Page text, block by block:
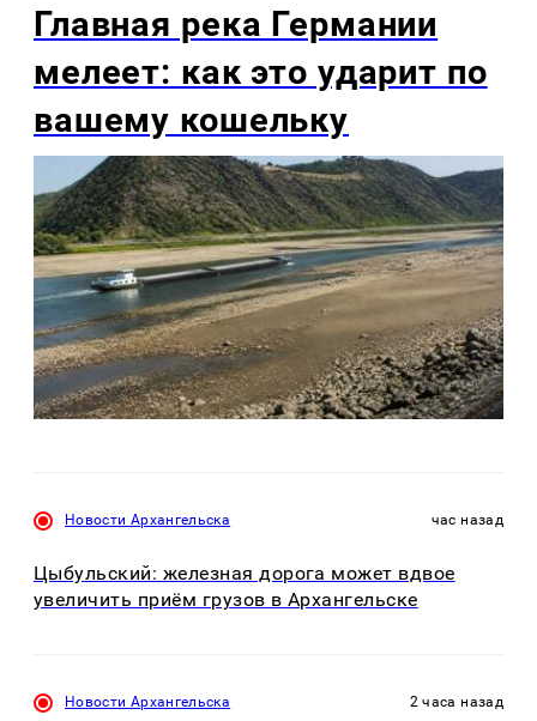
Главная река Германии
мелеет: как это ударит по
вашему кошельку
Новости Архангельска час назад
Цыбульский: железная дорога может вдвое
увеличить приём грузов в Архангельске
Новости Архангельска 2 часа назад